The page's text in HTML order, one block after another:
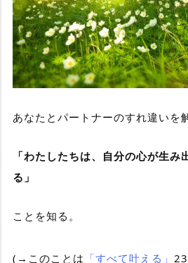
あなたとパートナーのすれ違いを
「わたしたちは、自分の心が生み
る」
ことを知る。
(→このことは 「すべて叶える」